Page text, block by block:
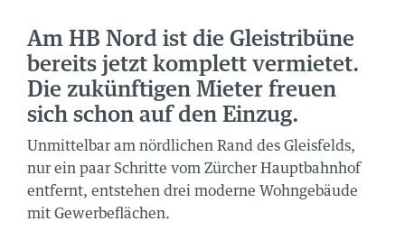
Am HB Nord ist die Gleistribüne
bereits jetzt komplett vermietet.
Die zukünftigen Mieter freuen
sich schon auf den Einzug.
Unmittelbar am nördlichen Rand des Gleisfelds,
nur ein paar Schritte vom Zürcher Hauptbahnhof
entfernt, entstehen drei moderne Wohngebäude
mit Gewerbeflächen.